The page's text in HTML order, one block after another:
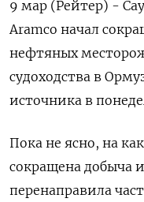
9 мар (Рейтер) -
Aramco начал
нефтяных
судоходства ⁠в
источника в
Пока ​не ‌ясно, на
‌сокращена добыча
‌перенаправила